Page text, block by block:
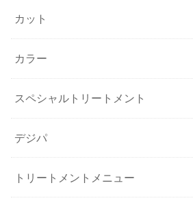
カット
カラー
スペシャルトリートメント
デジパ
トリートメントメニュー